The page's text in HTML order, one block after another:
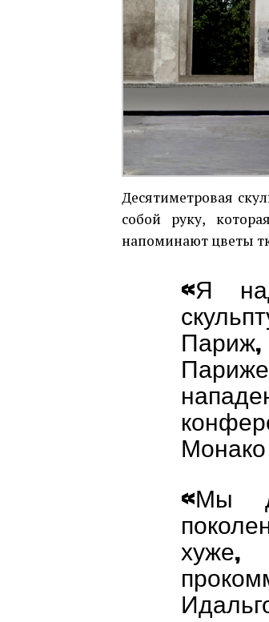
Десятиметровая
собой руку,
напоминают цветы
«Я
Париж,
«Мы